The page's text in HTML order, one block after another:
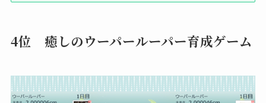
4位 癒しのウーパールーパー育成ゲーム